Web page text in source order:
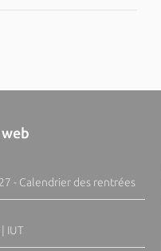
- Calendrier des rentrées
IUT